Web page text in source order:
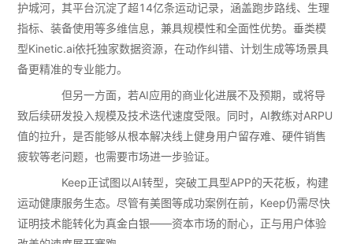
护城河，其平台沉淀了超14亿条运动记录，涵盖跑步路线、生理
指标、装备使用等多维信息，兼具规模性和全面性优势。垂类模
型Kinetic.ai依托独家数据资源，在动作纠错、计划生成等场景具
备更精准的专业能力。
但另一方面，若AI应用的商业化进展不及预期，或将导
致后续研发投入规模及技术迭代速度受限。同时，AI教练对ARPU
值的拉升，是否能够从根本解决线上健身用户留存难、硬件销售
疲软等老问题，也需要市场进一步验证。
Keep正试图以AI转型，突破工具型APP的天花板，构建
运动健康服务生态。尽管有美图等成功案例在前，Keep仍需尽快
证明技术能转化为真金白银——资本市场的耐心，正与用户体验